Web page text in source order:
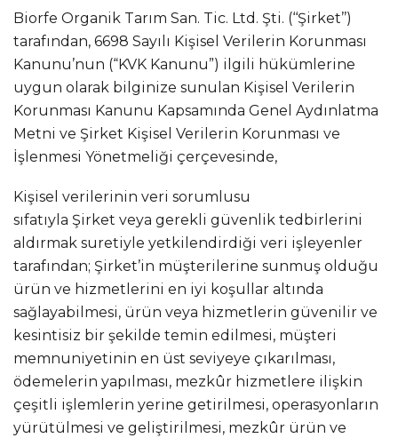
Biorfe Organik Tarım San. Tic. Ltd. Şti. (‘‘Şirket’’)
tarafından, 6698 Sayılı Kişisel Verilerin Korunması
Kanunu’nun (“KVK Kanunu”) ilgili hükümlerine
uygun olarak bilginize sunulan Kişisel Verilerin
Korunması Kanunu Kapsamında Genel Aydınlatma
Metni ve Şirket Kişisel Verilerin Korunması ve
İşlenmesi Yönetmeliği çerçevesinde,
Kişisel verilerinin veri sorumlusu
sıfatıyla Şirket veya gerekli güvenlik tedbirlerini
aldırmak suretiyle yetkilendirdiği veri işleyenler
tarafından; Şirket’in müşterilerine sunmuş olduğu
ürün ve hizmetlerini en iyi koşullar altında
sağlayabilmesi, ürün veya hizmetlerin güvenilir ve
kesintisiz bir şekilde temin edilmesi, müşteri
memnuniyetinin en üst seviyeye çıkarılması,
ödemelerin yapılması, mezkûr hizmetlere ilişkin
çeşitli işlemlerin yerine getirilmesi, operasyonların
yürütülmesi ve geliştirilmesi, mezkûr ürün ve